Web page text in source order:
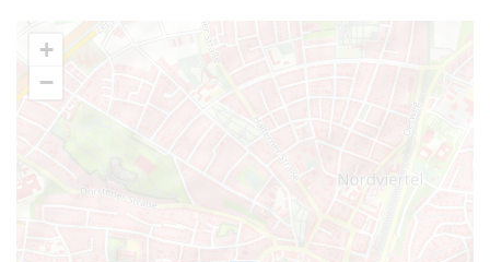
+
−